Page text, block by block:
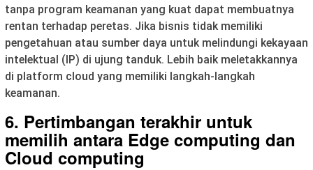
tanpa program keamanan yang kuat dapat membuatnya
rentan terhadap peretas. Jika bisnis tidak memiliki
pengetahuan atau sumber daya untuk melindungi kekayaan
intelektual (IP) di ujung tanduk. Lebih baik meletakkannya
di platform cloud yang memiliki langkah-langkah
keamanan.
6. Pertimbangan terakhir untuk
memilih antara Edge computing dan
Cloud computing